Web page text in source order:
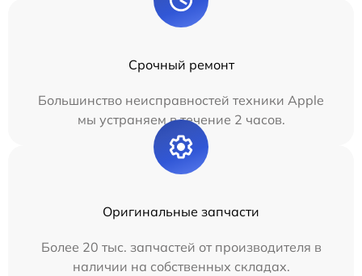
Срочный ремонт
Большинство неисправностей техники Apple
мы устраняем в течение 2 часов.
Оригинальные запчасти
Более 20 тыс. запчастей от производителя в
наличии на собственных складах.